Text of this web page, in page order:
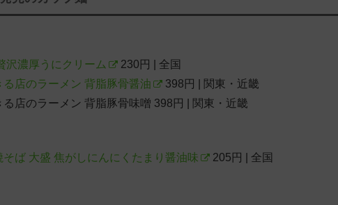
沢濃厚うにクリーム
230円 | 全国
店のラーメン 背脂豚骨醤油
398円 | 関東・近畿
る店のラーメン 背脂豚骨味噌 398円 | 関東・近畿
ば 大盛 焦がしにんにくたまり醤油味 205円 | 全国